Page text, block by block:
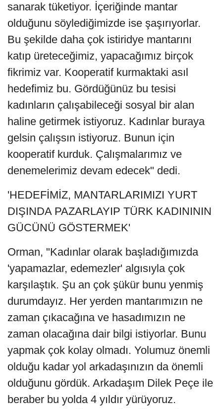
sanarak tüketiyor. İçeriğinde mantar
olduğunu söylediğimizde ise şaşırıyorlar.
Bu şekilde daha çok istiridye mantarını
katıp üreteceğimiz, yapacağımız birçok
fikrimiz var. Kooperatif kurmaktaki asıl
hedefimiz bu. Gördüğünüz bu tesisi
kadınların çalışabileceği sosyal bir alan
haline getirmek istiyoruz. Kadınlar buraya
gelsin çalışsın istiyoruz. Bunun için
kooperatif kurduk. Çalışmalarımız ve
denemelerimiz devam edecek" dedi.
'HEDEFİMİZ, MANTARLARIMIZI YURT
DIŞINDA PAZARLAYIP TÜRK KADINININ
GÜCÜNÜ GÖSTERMEK'
Orman, "Kadınlar olarak başladığımızda
'yapamazlar, edemezler' algısıyla çok
karşılaştık. Şu an çok şükür bunu yenmiş
durumdayız. Her yerden mantarımızın ne
zaman çıkacağına ve hasadımızın ne
zaman olacağına dair bilgi istiyorlar. Bunu
yapmak çok kolay olmadı. Yolumuz önemli
olduğu kadar yol arkadaşınızın da önemli
olduğunu gördük. Arkadaşım Dilek Peçe ile
beraber bu yolda 4 yıldır yürüyoruz.